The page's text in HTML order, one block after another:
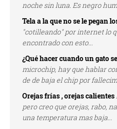
noche sin luna. Es negro
Tela a la que no se le pegan
"cotilleando" por internet lo
encontrado con esto...
¿Qué hacer cuando un gato
microchip, hay que hablar
de de baja el chip por
Orejas frías , orejas calientes
pero creo que orejas, rabo,
una temperatura mas baja...